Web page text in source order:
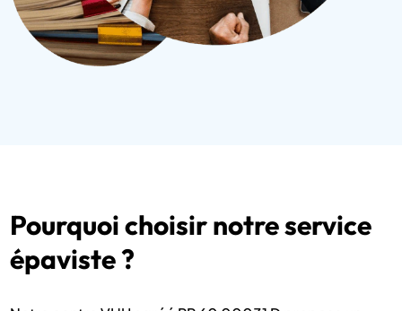
Pourquoi choisir notre service
épaviste ?